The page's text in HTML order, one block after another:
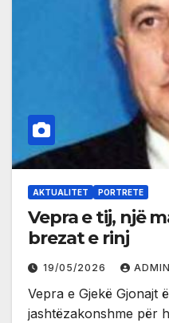
AKTUALITET PORTRETE
Vepra e tij, një
brezat e rinj
19/05/2026
Vepra e Gjekë Gjonajt
jashtëzakonshme për